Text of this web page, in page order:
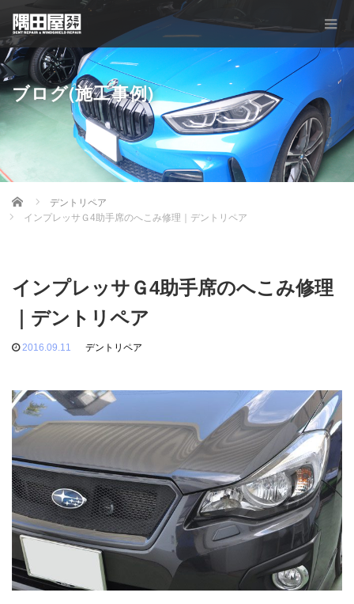
ブログ(施工事例)
Home
デントリペア
インプレッサＧ4助手席のへこみ修理｜デントリペア
インプレッサＧ4助手席のへこみ修理
｜デントリペア
2016.09.11 デントリペア